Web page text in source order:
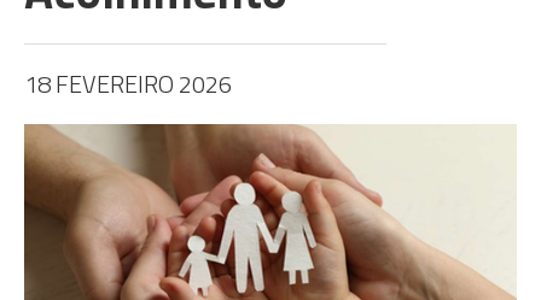
18 FEVEREIRO 2026